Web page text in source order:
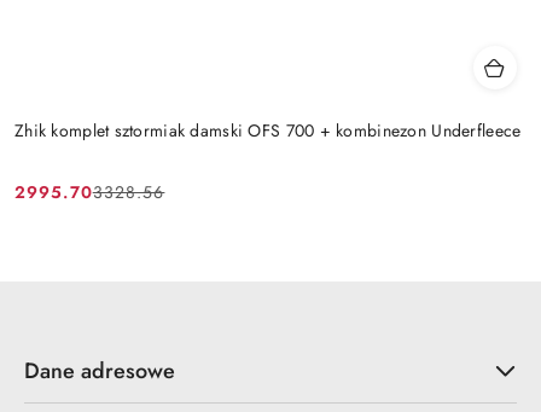
Zhik komplet sztormiak damski OFS 700 + kombinezon Underfleece
Cena
2995.70
Cena
3328.56
Dane adresowe